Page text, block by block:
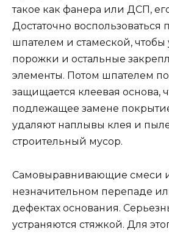
такое как фанера или ДСП,
Достаточно воспользоваться
шпателем и стамеской, чтобы
порожки и остальные
элементы. Потом шпателем
защищается клеевая основа,
подлежащее замене
удаляют наплывы клея и
строительный мусор.
Самовыравнивающие смеси
незначительном перепаде
дефектах основания.
устраняются стяжкой. Для